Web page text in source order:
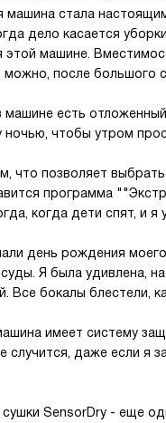
стала
дело касается
машине.
можно, после большого
машине есть
ночью, чтобы утром
что позволяет
программа
когда дети спят, и я
день рождения моего
Я была удивлена,
Все бокалы блестели,
имеет систему
случится, даже если я
сушки SensorDry - еще